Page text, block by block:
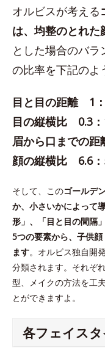
オルビスが考える
は、均整のとれた
とした場合のバラ
の比率を下記のよ
目と目の距離 1
目の縦横比 0.3：
眉から口までの
顔の縦横比 6.6
そして、このゴールデ
か、小さいかによって
形」、「目と目の間隔
5つの要素から、子供
ます。オルビス独自開
分類されます。それぞ
型、メイクの方法を工
とができますよ。
各フェイス